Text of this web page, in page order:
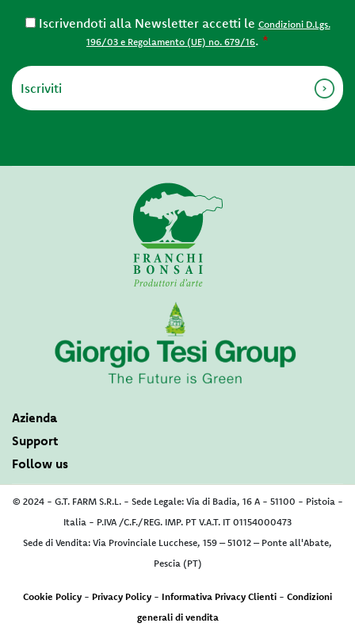
Iscrivendoti alla Newsletter accetti le Condizioni D.Lgs.
196/03 e Regolamento (UE) no. 679/16. *
Azienda
Support
Follow us
© 2024 - G.T. FARM S.R.L. - Sede Legale: Via di Badia, 16 A - 51100 - Pistoia -
Italia - P.IVA /C.F./REG. IMP. PT V.A.T. IT 01154000473
Sede di Vendita: Via Provinciale Lucchese, 159 – 51012 – Ponte all'Abate,
Pescia (PT)
Cookie Policy - Privacy Policy - Informativa Privacy Clienti - Condizioni
generali di vendita